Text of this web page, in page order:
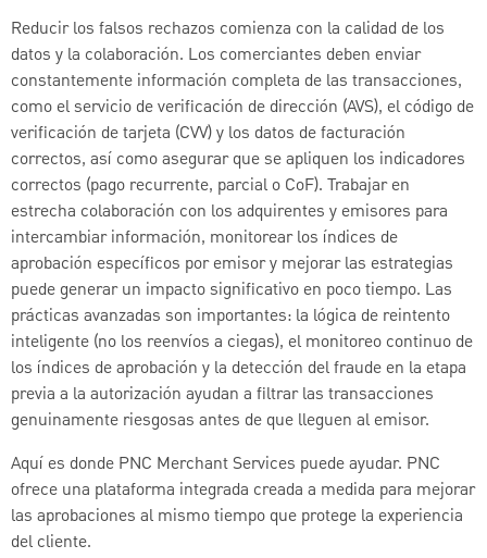
Reducir los falsos rechazos comienza con la calidad de los
datos y la colaboración. Los comerciantes deben enviar
constantemente información completa de las transacciones,
como el servicio de verificación de dirección (AVS), el código de
verificación de tarjeta (CVV) y los datos de facturación
correctos, así como asegurar que se apliquen los indicadores
correctos (pago recurrente, parcial o CoF). Trabajar en
estrecha colaboración con los adquirentes y emisores para
intercambiar información, monitorear los índices de
aprobación específicos por emisor y mejorar las estrategias
puede generar un impacto significativo en poco tiempo. Las
prácticas avanzadas son importantes: la lógica de reintento
inteligente (no los reenvíos a ciegas), el monitoreo continuo de
los índices de aprobación y la detección del fraude en la etapa
previa a la autorización ayudan a filtrar las transacciones
genuinamente riesgosas antes de que lleguen al emisor.
Aquí es donde PNC Merchant Services puede ayudar. PNC
ofrece una plataforma integrada creada a medida para mejorar
las aprobaciones al mismo tiempo que protege la experiencia
del cliente.